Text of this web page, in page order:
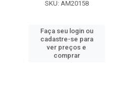
SKU: AM20158
Faça seu login ou
cadastre-se para
ver preços e
comprar